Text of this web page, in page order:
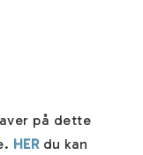
på dette
HER du kan